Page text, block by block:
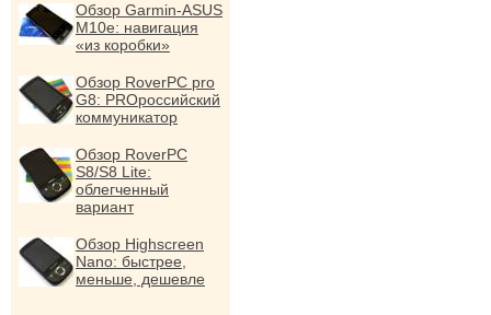
Обзор Garmin-ASUS
M10e: навигация
«из коробки»
Обзор RoverPC pro
G8: PROроссийский
коммуникатор
Обзор RoverPC
S8/S8 Lite:
облегченный
вариант
Обзор Highscreen
Nano: быстрее,
меньше, дешевле